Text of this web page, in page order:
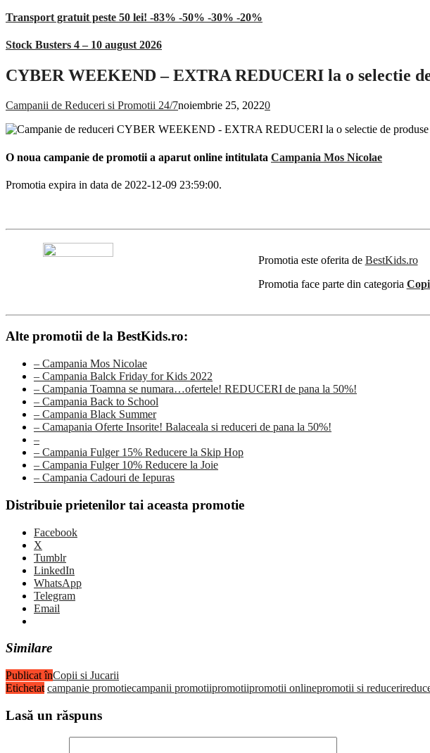
Transport gratuit peste 50 lei! -83% -50% -30% -20%
Stock Busters 4 – 10 august 2026
CYBER WEEKEND – EXTRA REDUCERI la o selectie
Campanii de Reduceri si Promotii 24/7noiembrie 25, 20220
O noua campanie de promotii a aparut online intitulata Campania Mos Nicolae
Promotia expira in data de 2022-12-09 23:59:00.
Promotia este oferita de BestKids.ro
Promotia face parte din categoria
Alte promotii de la BestKids.ro:
– Campania Mos Nicolae
– Campania Balck Friday for Kids 2022
– Campania Toamna se numara…ofertele! REDUCERI de pana la 50%!
– Campania Back to School
– Campania Black Summer
– Camapania Oferte Insorite! Balaceala si reduceri de pana la 50%!
–
– Campania Fulger 15% Reducere la Skip Hop
– Campania Fulger 10% Reducere la Joie
– Campania Cadouri de Iepuras
Distribuie prietenilor tai aceasta promotie
Facebook
X
Tumblr
LinkedIn
WhatsApp
Telegram
Email
Similare
Publicat înCopii si Jucarii
Etichetat campanie promotiecampanii promotiipromotiipromotii onlinepromotii si reduceri
Lasă un răspuns